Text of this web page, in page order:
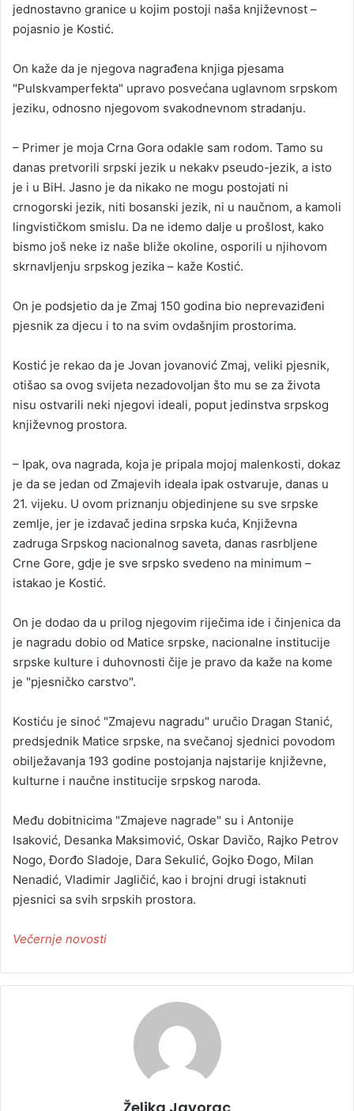
jednostavno granice u kojim postoji naša književnost –
pojasnio je Kostić.
On kaže da je njegova nagrađena knjiga pjesama
"Pulskvamperfekta" upravo posvećana uglavnom srpskom
jeziku, odnosno njegovom svakodnevnom stradanju.
– Primer je moja Crna Gora odakle sam rodom. Tamo su
danas pretvorili srpski jezik u nekakv pseudo-jezik, a isto
je i u BiH. Jasno je da nikako ne mogu postojati ni
crnogorski jezik, niti bosanski jezik, ni u naučnom, a kamoli
lingvističkom smislu. Da ne idemo dalje u prošlost, kako
bismo još neke iz naše bliže okoline, osporili u njihovom
skrnavljenju srpskog jezika – kaže Kostić.
On je podsjetio da je Zmaj 150 godina bio neprevaziđeni
pjesnik za djecu i to na svim ovdašnjim prostorima.
Kostić je rekao da je Jovan jovanović Zmaj, veliki pjesnik,
otišao sa ovog svijeta nezadovoljan što mu se za života
nisu ostvarili neki njegovi ideali, poput jedinstva srpskog
književnog prostora.
– Ipak, ova nagrada, koja je pripala mojoj malenkosti, dokaz
je da se jedan od Zmajevih ideala ipak ostvaruje, danas u
21. vijeku. U ovom priznanju objedinjene su sve srpske
zemlje, jer je izdavač jedina srpska kuća, Književna
zadruga Srpskog nacionalnog saveta, danas rasrbljene
Crne Gore, gdje je sve srpsko svedeno na minimum –
istakao je Kostić.
On je dodao da u prilog njegovim riječima ide i činjenica da
je nagradu dobio od Matice srpske, nacionalne institucije
srpske kulture i duhovnosti čije je pravo da kaže na kome
je "pjesničko carstvo".
Kostiću je sinoć "Zmajevu nagradu" uručio Dragan Stanić,
predsjednik Matice srpske, na svečanoj sjednici povodom
obilježavanja 193 godine postojanja najstarije književne,
kulturne i naučne institucije srpskog naroda.
Među dobitnicima "Zmajeve nagrade" su i Antonije
Isaković, Desanka Maksimović, Oskar Davičo, Rajko Petrov
Nogo, Đorđo Sladoje, Dara Sekulić, Gojko Đogo, Milan
Nenadić, Vladimir Jagličić, kao i brojni drugi istaknuti
pjesnici sa svih srpskih prostora.
Večernje novosti
Željka Javorac